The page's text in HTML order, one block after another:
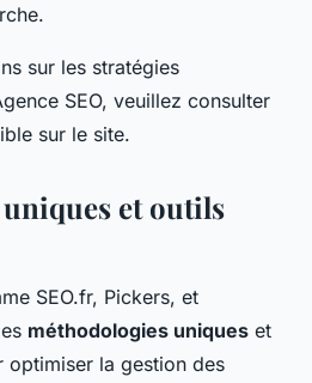
sur les stratégies
SEO, veuillez consulter
sur le site.
et outils
SEO.fr, Pickers, et
méthodologies uniques et
optimiser la gestion des